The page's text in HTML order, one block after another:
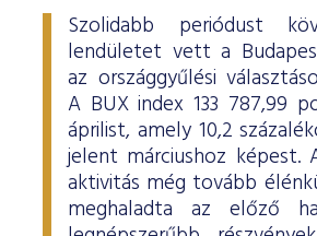
Szolidabb periódust
lendületet vett a
az országgyűlési
A BUX index 133 787,99
áprilist, amely 10,2
jelent márciushoz képest.
aktivitás még tovább
meghaladta az előző